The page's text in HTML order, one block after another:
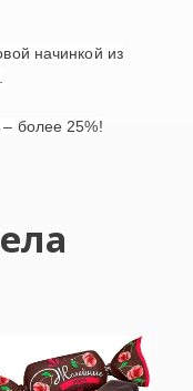
начинкой из
более 25%!